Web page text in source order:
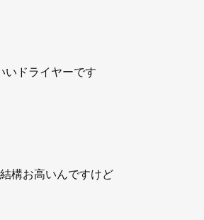
いドライヤーです
構お高いんですけど